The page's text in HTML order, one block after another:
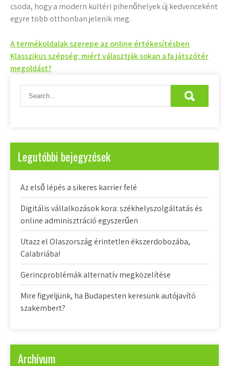
csoda, hogy a modern kültéri pihenőhelyek új kedvenceként
egyre több otthonban jelenik meg.
Bejegyzés
navigáció
A termékoldalak szerepe az online értékesítésben
Klasszikus szépség: miért választják sokan a fa játszótér
megoldást?
Legutóbbi bejegyzések
Az első lépés a sikeres karrier felé
Digitális vállalkozások kora: székhelyszolgáltatás és
online adminisztráció egyszerűen
Utazz el Olaszország érintetlen ékszerdobozába,
Calabriába!
Gerincproblémák alternatív megközelítése
Mire figyeljünk, ha Budapesten keresünk autójavító
szakembert?
Archívum